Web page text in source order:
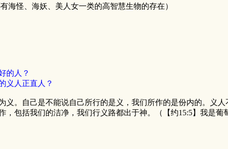
海怪、海妖、美人女一类的高智慧生物的存在）
的人？
义人正直人？
。自己是不能说自己所行的是义，我们所作的是份内的。义
，包括我们的洁净，我们行义路都出于神。（【约15:5】我是